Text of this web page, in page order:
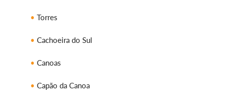
Torres
Cachoeira do Sul
Canoas
Capão da Canoa